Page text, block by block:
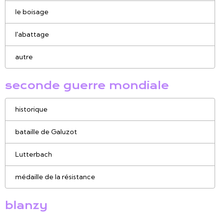
le boisage
l'abattage
autre
seconde guerre mondiale
historique
bataille de Galuzot
Lutterbach
médaille de la résistance
blanzy